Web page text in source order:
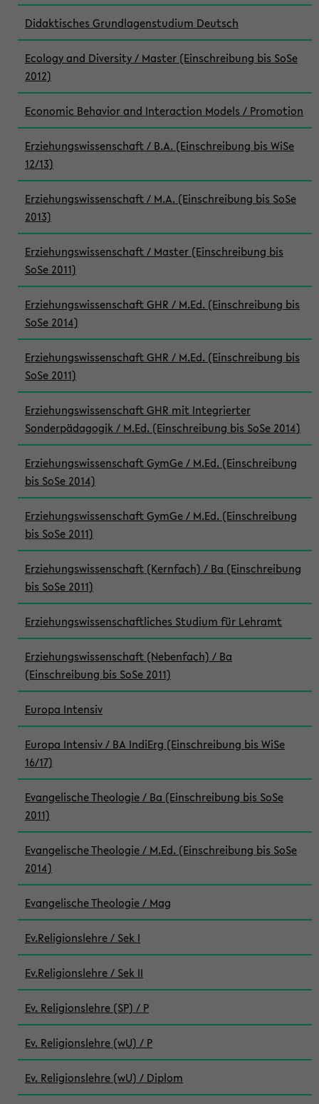
Didaktisches Grundlagenstudium Deutsch
Ecology and Diversity / Master (Einschreibung bis SoSe
2012)
Economic Behavior and Interaction Models / Promotion
Erziehungswissenschaft / B.A. (Einschreibung bis WiSe
12/13)
Erziehungswissenschaft / M.A. (Einschreibung bis SoSe
2013)
Erziehungswissenschaft / Master (Einschreibung bis
SoSe 2011)
Erziehungswissenschaft GHR / M.Ed. (Einschreibung bis
SoSe 2014)
Erziehungswissenschaft GHR / M.Ed. (Einschreibung bis
SoSe 2011)
Erziehungswissenschaft GHR mit Integrierter
Sonderpädagogik / M.Ed. (Einschreibung bis SoSe 2014)
Erziehungswissenschaft GymGe / M.Ed. (Einschreibung
bis SoSe 2014)
Erziehungswissenschaft GymGe / M.Ed. (Einschreibung
bis SoSe 2011)
Erziehungswissenschaft (Kernfach) / Ba (Einschreibung
bis SoSe 2011)
Erziehungswissenschaftliches Studium für Lehramt
Erziehungswissenschaft (Nebenfach) / Ba
(Einschreibung bis SoSe 2011)
Europa Intensiv
Europa Intensiv / BA IndiErg (Einschreibung bis WiSe
16/17)
Evangelische Theologie / Ba (Einschreibung bis SoSe
2011)
Evangelische Theologie / M.Ed. (Einschreibung bis SoSe
2014)
Evangelische Theologie / Mag
Ev.Religionslehre / Sek I
Ev.Religionslehre / Sek II
Ev. Religionslehre (SP) / P
Ev. Religionslehre (wU) / P
Ev. Religionslehre (wU) / Diplom